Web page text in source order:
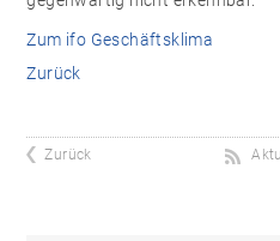
Zum ifo Geschäftsklima
Zurück
Zurück